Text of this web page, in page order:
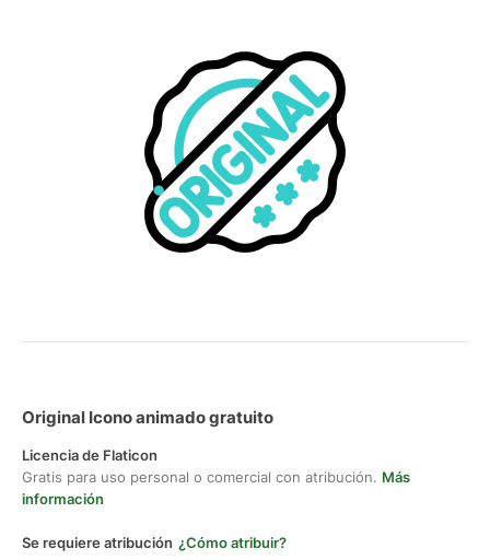
Original Icono animado gratuito
Licencia de Flaticon
Gratis para uso personal o comercial con atribución. Más
información
Se requiere atribución ¿Cómo atribuir?